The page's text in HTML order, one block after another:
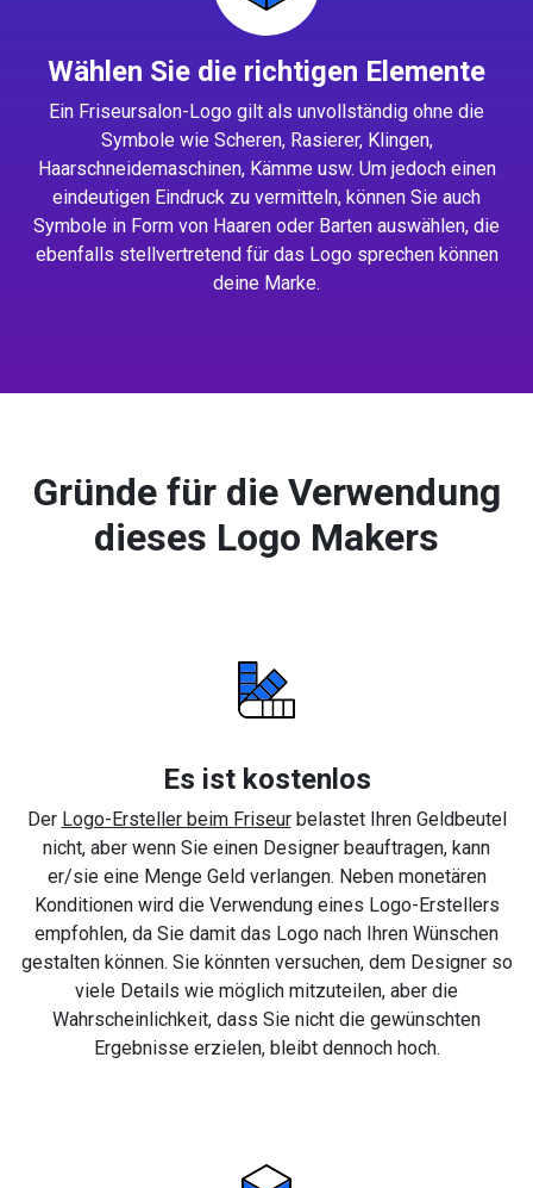
Wählen Sie die richtigen Elemente
Ein Friseursalon-Logo gilt als unvollständig ohne die
Symbole wie Scheren, Rasierer, Klingen,
Haarschneidemaschinen, Kämme usw. Um jedoch einen
eindeutigen Eindruck zu vermitteln, können Sie auch
Symbole in Form von Haaren oder Barten auswählen, die
ebenfalls stellvertretend für das Logo sprechen können
deine Marke.
Gründe für die Verwendung
dieses Logo Makers
Es ist kostenlos
Der Logo-Ersteller beim Friseurbelastet Ihren Geldbeutel
nicht, aber wenn Sie einen Designer beauftragen, kann
er/sie eine Menge Geld verlangen. Neben monetären
Konditionen wird die Verwendung eines Logo-Erstellers
empfohlen, da Sie damit das Logo nach Ihren Wünschen
gestalten können. Sie könnten versuchen, dem Designer so
viele Details wie möglich mitzuteilen, aber die
Wahrscheinlichkeit, dass Sie nicht die gewünschten
Ergebnisse erzielen, bleibt dennoch hoch.